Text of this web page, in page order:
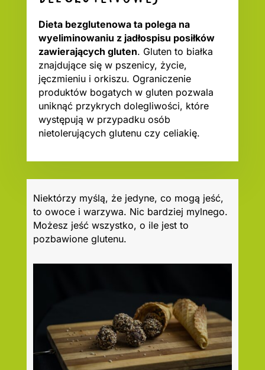
Dieta bezglutenowa ta polega na
wyeliminowaniu z jadłospisu posiłków
zawierających gluten. Gluten to białka
znajdujące się w pszenicy, życie,
jęczmieniu i orkiszu. Ograniczenie
produktów bogatych w gluten pozwala
uniknąć przykrych dolegliwości, które
występują w przypadku osób
nietolerujących glutenu czy celiakię.
Niektórzy myślą, że jedyne, co mogą jeść,
to owoce i warzywa. Nic bardziej mylnego.
Możesz jeść wszystko, o ile jest to
pozbawione glutenu.